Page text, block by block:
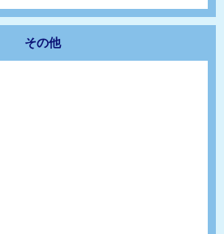
その他